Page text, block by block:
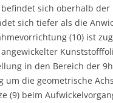
sich oberhalb
sich tiefer als die
(10) ist
in den Bereich der
um die geometrische
(9) beim